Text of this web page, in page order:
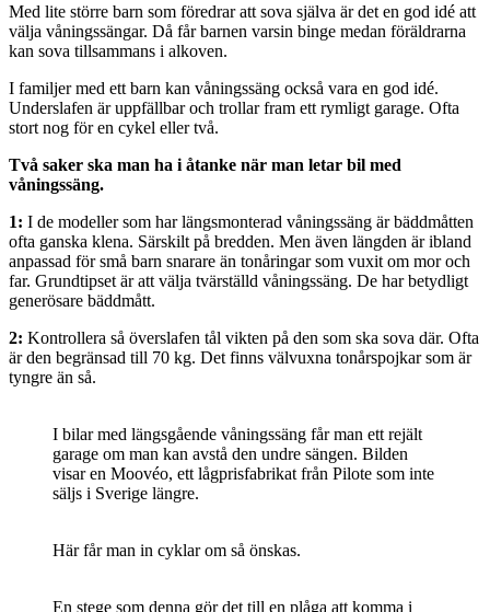
Med lite större barn som föredrar att sova själva är det en god idé att
välja våningssängar. Då får barnen varsin binge medan föräldrarna
kan sova tillsammans i alkoven.
I familjer med ett barn kan våningssäng också vara en god idé.
Underslafen är uppfällbar och trollar fram ett rymligt garage. Ofta
stort nog för en cykel eller två.
Två saker ska man ha i åtanke när man letar bil med
våningssäng.
1: I de modeller som har längsmonterad våningssäng är bäddmåtten
ofta ganska klena. Särskilt på bredden. Men även längden är ibland
anpassad för små barn snarare än tonåringar som vuxit om mor och
far. Grundtipset är att välja tvärställd våningssäng. De har betydligt
generösare bäddmått.
2: Kontrollera så överslafen tål vikten på den som ska sova där. Ofta
är den begränsad till 70 kg. Det finns välvuxna tonårspojkar som är
tyngre än så.
I bilar med längsgående våningssäng får man ett rejält
garage om man kan avstå den undre sängen. Bilden
visar en Moovéo, ett lågprisfabrikat från Pilote som inte
säljs i Sverige längre.
Här får man in cyklar om så önskas.
En stege som denna gör det till en plåga att komma i